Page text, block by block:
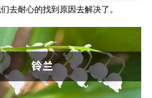
去耐心的找到原因去解决了。